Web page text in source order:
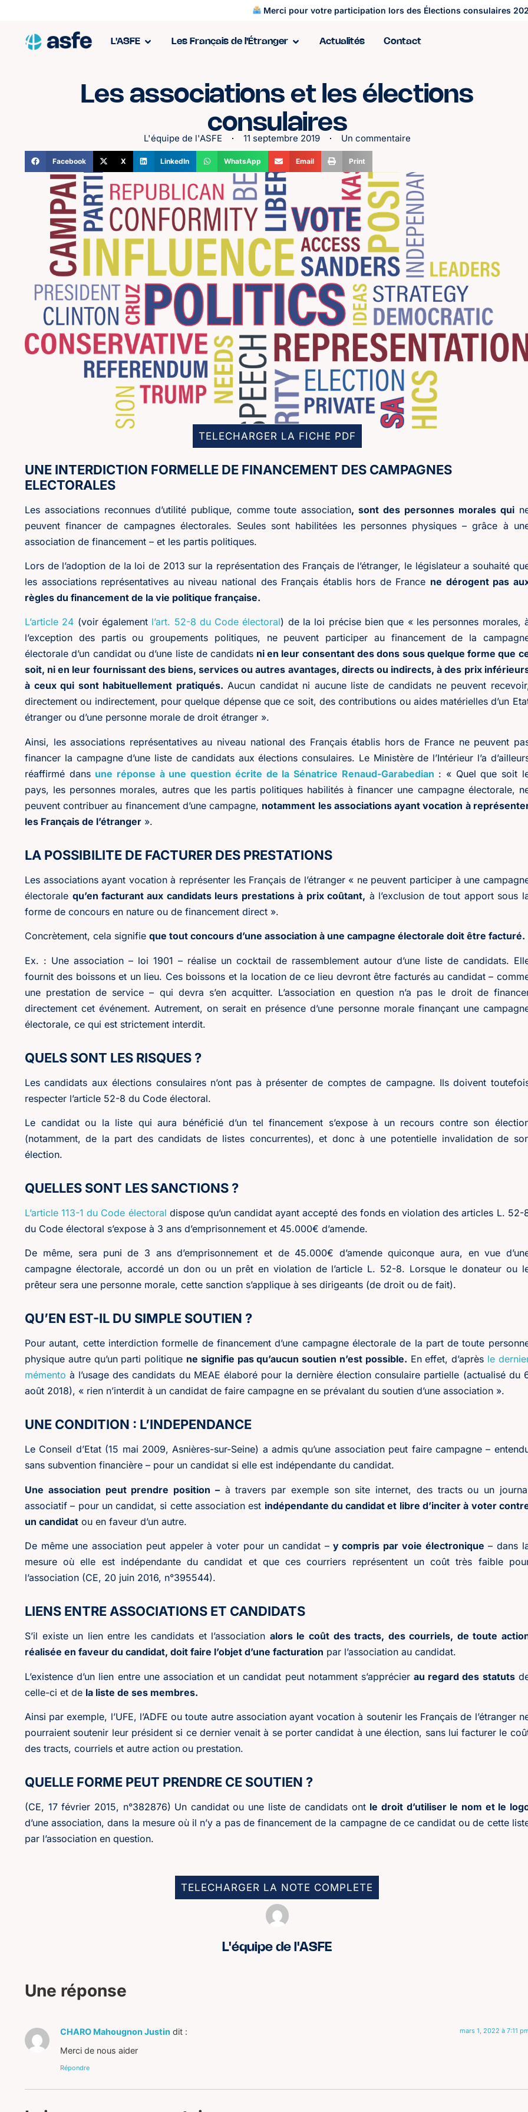
Merci pour votre participation lors des Élections consulaires
L'ASFE Les Français de l'Étranger Actualités Contact
Les associations et les élections
consulaires
L'équipe de l'ASFE 11 septembre 2019 Un commentaire
Facebook X LinkedIn WhatsApp Email Print
TELECHARGER LA FICHE PDF
UNE INTERDICTION FORMELLE DE FINANCEMENT DES CAMPAGNES
ELECTORALES
Les associations reconnues d’utilité publique, comme toute association, sont des personnes morales qui
peuvent financer de campagnes électorales. Seules sont habilitées les personnes physiques – grâce à
association de financement – et les partis politiques.
Lors de l’adoption de la loi de 2013 sur la représentation des Français de l’étranger, le législateur a souhaité
les associations représentatives au niveau national des Français établis hors de France ne dérogent pas
règles du financement de la vie politique française.
L’article 24 (voir également l’art. 52-8 du Code électoral) de la loi précise bien que « les personnes morales,
l’exception des partis ou groupements politiques, ne peuvent participer au financement de la
électorale d’un candidat ou d’une liste de candidats ni en leur consentant des dons sous quelque forme que
soit, ni en leur fournissant des biens, services ou autres avantages, directs ou indirects, à des prix
à ceux qui sont habituellement pratiqués. Aucun candidat ni aucune liste de candidats ne peuvent
directement ou indirectement, pour quelque dépense que ce soit, des contributions ou aides matérielles d’un
étranger ou d’une personne morale de droit étranger ».
Ainsi, les associations représentatives au niveau national des Français établis hors de France ne peuvent
financer la campagne d’une liste de candidats aux élections consulaires. Le Ministère de l’Intérieur l’a
réaffirmé dans une réponse à une question écrite de la Sénatrice Renaud-Garabedian : « Quel que soit
pays, les personnes morales, autres que les partis politiques habilités à financer une campagne électorale,
peuvent contribuer au financement d’une campagne, notamment les associations ayant vocation à
les Français de l’étranger ».
LA POSSIBILITE DE FACTURER DES PRESTATIONS
Les associations ayant vocation à représenter les Français de l’étranger « ne peuvent participer à une
électorale qu’en facturant aux candidats leurs prestations à prix coûtant, à l’exclusion de tout apport sous
forme de concours en nature ou de financement direct ».
Concrètement, cela signifie que tout concours d’une association à une campagne électorale doit être facturé.
Ex. : Une association – loi 1901 – réalise un cocktail de rassemblement autour d’une liste de candidats.
fournit des boissons et un lieu. Ces boissons et la location de ce lieu devront être facturés au candidat –
une prestation de service – qui devra s’en acquitter. L’association en question n’a pas le droit de
directement cet événement. Autrement, on serait en présence d’une personne morale finançant une
électorale, ce qui est strictement interdit.
QUELS SONT LES RISQUES ?
Les candidats aux élections consulaires n’ont pas à présenter de comptes de campagne. Ils doivent
respecter l’article 52-8 du Code électoral.
Le candidat ou la liste qui aura bénéficié d’un tel financement s’expose à un recours contre son
(notamment, de la part des candidats de listes concurrentes), et donc à une potentielle invalidation de
élection.
QUELLES SONT LES SANCTIONS ?
L’article 113-1 du Code électoral dispose qu’un candidat ayant accepté des fonds en violation des articles L. 52-
du Code électoral s’expose à 3 ans d’emprisonnement et 45.000€ d’amende.
De même, sera puni de 3 ans d’emprisonnement et de 45.000€ d’amende quiconque aura, en vue
campagne électorale, accordé un don ou un prêt en violation de l’article L. 52-8. Lorsque le donateur ou
prêteur sera une personne morale, cette sanction s’applique à ses dirigeants (de droit ou de fait).
QU’EN EST-IL DU SIMPLE SOUTIEN ?
Pour autant, cette interdiction formelle de financement d’une campagne électorale de la part de toute
physique autre qu’un parti politique ne signifie pas qu’aucun soutien n’est possible. En effet, d’après le
mémento à l’usage des candidats du MEAE élaboré pour la dernière élection consulaire partielle (actualisé du
août 2018), « rien n’interdit à un candidat de faire campagne en se prévalant du soutien d’une association ».
UNE CONDITION : L’INDEPENDANCE
Le Conseil d’Etat (15 mai 2009, Asnières-sur-Seine) a admis qu’une association peut faire campagne –
sans subvention financière – pour un candidat si elle est indépendante du candidat.
Une association peut prendre position –à travers par exemple son site internet, des tracts ou un
associatif – pour un candidat, si cette association est indépendante du candidat et libre d’inciter à voter
un candidat ou en faveur d’un autre.
De même une association peut appeler à voter pour un candidat – y compris par voie électronique – dans
mesure où elle est indépendante du candidat et que ces courriers représentent un coût très faible
l’association (CE, 20 juin 2016, n°395544).
LIENS ENTRE ASSOCIATIONS ET CANDIDATS
S’il existe un lien entre les candidats et l’association alors le coût des tracts, des courriels, de toute
réalisée en faveur du candidat, doit faire l’objet d’une facturation par l’association au candidat.
L’existence d’un lien entre une association et un candidat peut notamment s’apprécierau regard des statuts
celle-ci et de la liste de ses membres.
Ainsi par exemple, l’UFE, l’ADFE ou toute autre association ayant vocation à soutenir les Français de l’étranger
pourraient soutenir leur président si ce dernier venait à se porter candidat à une élection, sans lui facturer le
des tracts, courriels et autre action ou prestation.
QUELLE FORME PEUT PRENDRE CE SOUTIEN ?
(CE, 17 février 2015, n°382876) Un candidat ou une liste de candidats ont le droit d’utiliser le nom et le
d’une association, dans la mesure où il n’y a pas de financement de la campagne de ce candidat ou de cette
par l’association en question.
TELECHARGER LA NOTE COMPLETE
L'équipe de l'ASFE
Une réponse
CHARO Mahougnon Justin dit : mars 1, 2022 à 7:11
Merci de nous aider
Répondre